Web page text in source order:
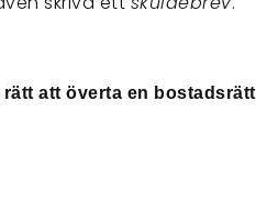
rätt att överta en